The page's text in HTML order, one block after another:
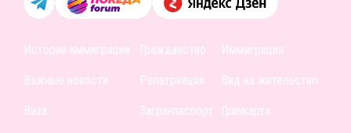
Истории иммиграции
Важные новости
Виза
Гражданство
Репатриация
Загранпаспорт
Иммиграция
Вид на жительство
Гринкарта